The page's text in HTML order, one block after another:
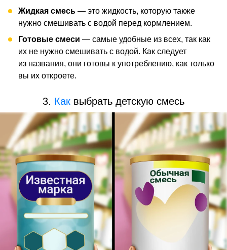
Жидкая смесь — это жидкость, которую также
нужно смешивать с водой перед кормлением.
Готовые смеси — самые удобные из всех, так как
их не нужно смешивать с водой. Как следует
из названия, они готовы к употреблению, как только
вы их откроете.
3. Как выбрать детскую смесь